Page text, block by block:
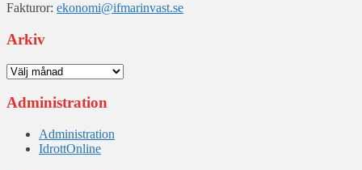
Fakturor: ekonomi@ifmarinvast.se
Arkiv
Arkiv
Administration
Administration
IdrottOnline